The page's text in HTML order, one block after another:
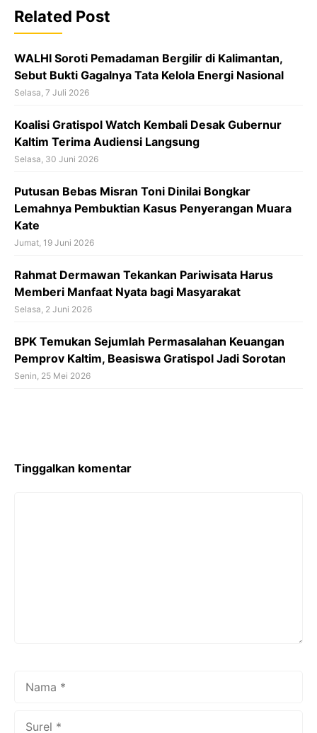
o
o
k
Related Post
WALHI Soroti Pemadaman Bergilir di Kalimantan,
Sebut Bukti Gagalnya Tata Kelola Energi Nasional
Selasa, 7 Juli 2026
Koalisi Gratispol Watch Kembali Desak Gubernur
Kaltim Terima Audiensi Langsung
Selasa, 30 Juni 2026
Putusan Bebas Misran Toni Dinilai Bongkar
Lemahnya Pembuktian Kasus Penyerangan Muara
Kate
Jumat, 19 Juni 2026
Rahmat Dermawan Tekankan Pariwisata Harus
Memberi Manfaat Nyata bagi Masyarakat
Selasa, 2 Juni 2026
BPK Temukan Sejumlah Permasalahan Keuangan
Pemprov Kaltim, Beasiswa Gratispol Jadi Sorotan
Senin, 25 Mei 2026
Tinggalkan komentar